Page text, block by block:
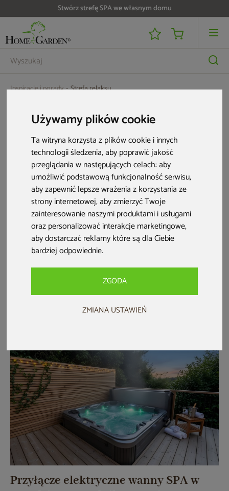
Używamy plików cookie
Ta witryna korzysta z plików cookie i innych
technologii śledzenia, aby poprawić jakość
przeglądania w następujących celach:aby
umożliwić podstawową funkcjonalność serwisu,
aby zapewnić lepsze wrażenia z korzystania ze
strony internetowej,aby zmierzyć Twoje
zainteresowanie naszymi produktami i usługami
oraz personalizować interakcje marketingowe,
aby dostarczać reklamy które są dla Ciebie
bardziej odpowiednie.
ZGODA
ZMIANA USTAWIEŃ
Stwórz strefę SPA we własnym domu
Inspiracje i porady Strefa relaksu
Strefa relaksu - strona 2
Jak wanny z hydromasażem wpływają
Czy wanny typu jacuzzi są zdrowe? Domowa kąpiel w wannie
z hydromasażem to przyjemność, która...
Przyłącze elektryczne wanny SPA w